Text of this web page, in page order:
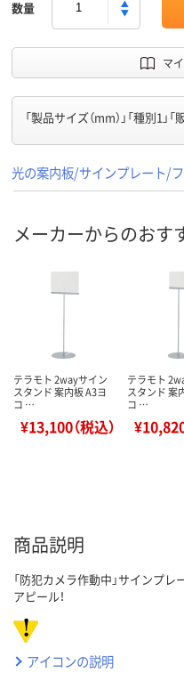
数量
マ
「製品サイズ（mm）」「種別1」
光の案内板/サインプレート/
メーカーからのおす
テラモト 2wayサイン
スタンド 案内板 A3ヨ
コ …
¥13,100（税込）
テラモト
スタンド 案
コ …
¥10,820
商品説明
「防犯カメラ作動中」サインプ
アピール！
アイコンの説明